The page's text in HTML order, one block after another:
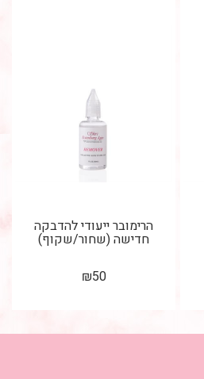
הרימובר ייעודי להדבקה
חדישה (שחור/שקוף)
₪50